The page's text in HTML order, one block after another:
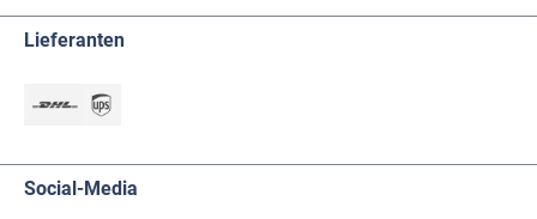
Lieferanten
Social-Media